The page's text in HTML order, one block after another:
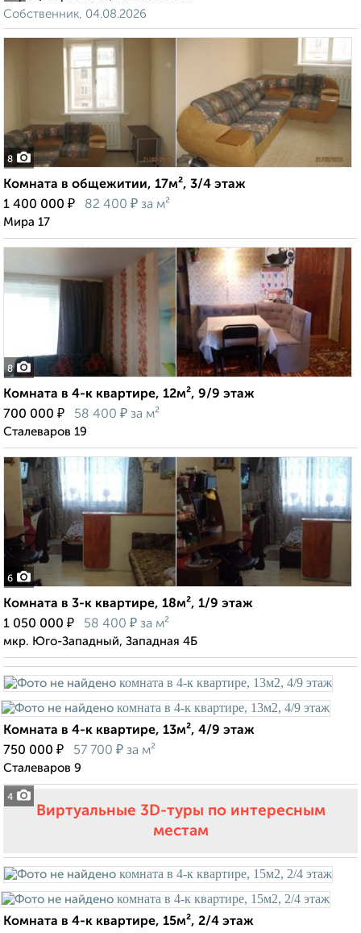
Собственник, 04.08.2026
8
Комната в общежитии, 17м², 3/4 этаж
1 400 000 ₽ 82 400 ₽ за м²
Мира 17
8
Комната в 4-к квартире, 12м², 9/9 этаж
700 000 ₽ 58 400 ₽ за м²
Сталеваров 19
6
Комната в 3-к квартире, 18м², 1/9 этаж
1 050 000 ₽ 58 400 ₽ за м²
мкр. Юго-Западный, Западная 4Б
4
Комната в 4-к квартире, 13м², 4/9 этаж
750 000 ₽ 57 700 ₽ за м²
Сталеваров 9
Виртуальные 3D-туры по интересным
местам
Комната в 4-к квартире, 15м², 2/4 этаж